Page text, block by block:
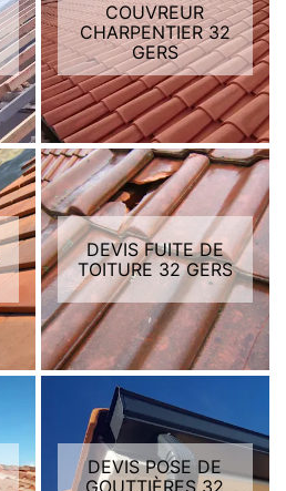
COUVREUR
CHARPENTIER 32
GERS
DEVIS FUITE DE
TOITURE 32 GERS
DEVIS POSE DE